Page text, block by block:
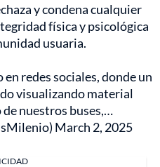
y condena cualquier
física y psicológica
usuaria.
redes sociales, donde un
visualizando material
nuestros buses,…
March 2, 2025